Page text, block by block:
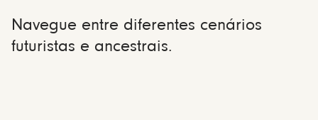
Navegue entre diferentes cenários
futuristas e ancestrais.